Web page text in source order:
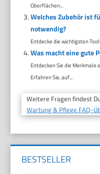
Oberflächen...
Welches Zubehör ist
notwendig?
Entdecke die wichtigsten
Was macht eine gute
Entdecken Sie die
Erfahren Sie, auf...
Weitere Fragen findest
Wartung & Pflege FAQ-
BESTSELLER